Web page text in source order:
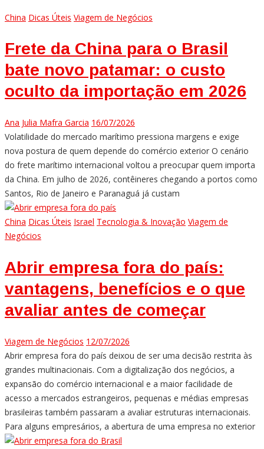
China Dicas Úteis Viagem de Negócios
Frete da China para o Brasil
bate novo patamar: o custo
oculto da importação em 2026
Ana Julia Mafra Garcia 16/07/2026
Volatilidade do mercado marítimo pressiona margens e exige
nova postura de quem depende do comércio exterior O cenário
do frete marítimo internacional voltou a preocupar quem importa
da China. Em julho de 2026, contêineres chegando a portos como
Santos, Rio de Janeiro e Paranaguá já custam
China Dicas Úteis Israel Tecnologia & Inovação Viagem de
Negócios
Abrir empresa fora do país:
vantagens, benefícios e o que
avaliar antes de começar
Viagem de Negócios 12/07/2026
Abrir empresa fora do país deixou de ser uma decisão restrita às
grandes multinacionais. Com a digitalização dos negócios, a
expansão do comércio internacional e a maior facilidade de
acesso a mercados estrangeiros, pequenas e médias empresas
brasileiras também passaram a avaliar estruturas internacionais.
Para alguns empresários, a abertura de uma empresa no exterior